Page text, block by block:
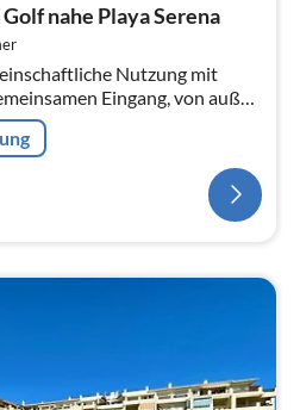
nahe Playa Serena
Nutzung mit
Eingang, von außen
Kochplatten,